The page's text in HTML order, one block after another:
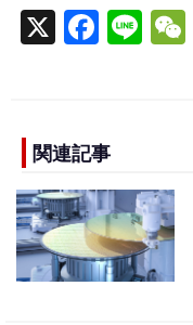
X F
a
e
b
o
o
k
Li
n
関連記事